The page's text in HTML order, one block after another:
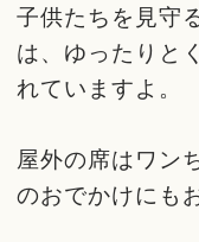
子供たちを見守
は、ゆったりと
れていますよ。
屋外の席はワン
のおでかけにも